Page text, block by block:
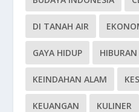
DI TANAH AIR
GAYA HIDUP HIBURAN
KEINDAHAN ALAM
KEUANGAN KULINER